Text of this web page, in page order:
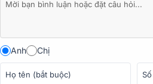
Anh Chị